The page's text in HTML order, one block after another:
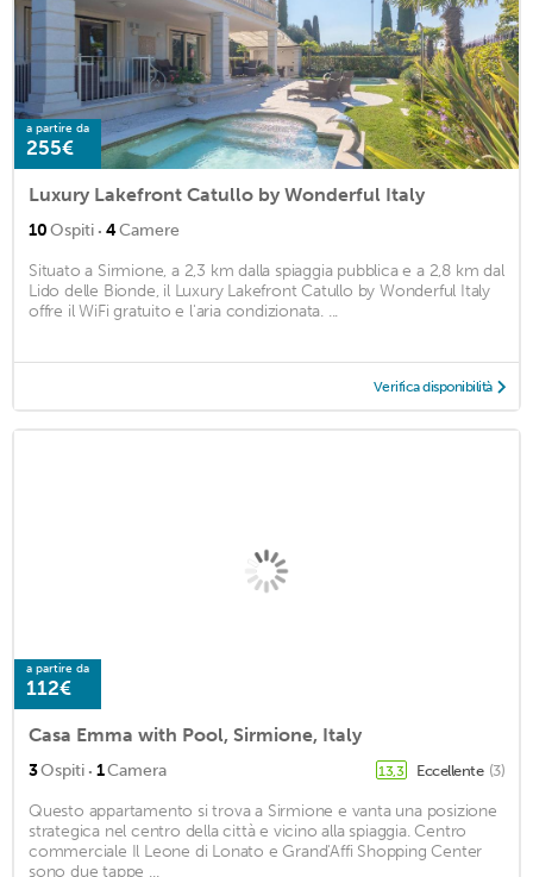
a partire da
255€
Luxury Lakefront Catullo by Wonderful Italy
10Ospiti · 4Camere
Situato a Sirmione, a 2,3 km dalla spiaggia pubblica e a 2,8 km dal
Lido delle Bionde, il Luxury Lakefront Catullo by Wonderful Italy
offre il WiFi gratuito e l'aria condizionata. ...
Verifica disponibilità
a partire da
112€
Casa Emma with Pool, Sirmione, Italy
3Ospiti · 1Camera 13,3 Eccellente (3)
Questo appartamento si trova a Sirmione e vanta una posizione
strategica nel centro della città e vicino alla spiaggia. Centro
commerciale Il Leone di Lonato e Grand'Affi Shopping Center
sono due tappe ...